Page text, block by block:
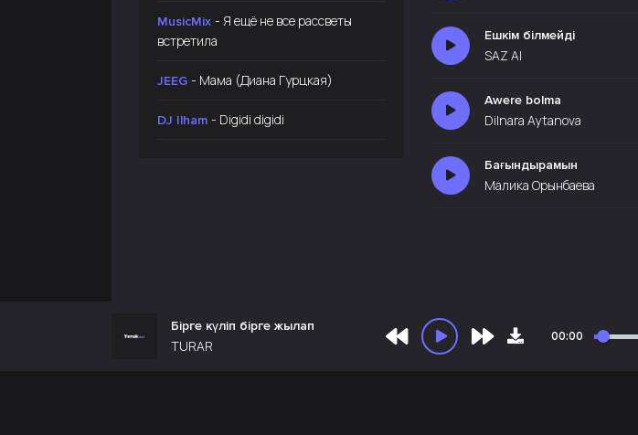
MusicMix - Я ещё не все рассветы
встретила
JEEG - Мама (Диана Гурцкая)
DJ Ilham - Digidi digidi
Ешкім білмейді
SAZ AI
Awere bolma
Dilnara Aytanova
Бағындырамын
Малика Орынбаева
Бірге күліп бірге жылап
TURAR
00:00